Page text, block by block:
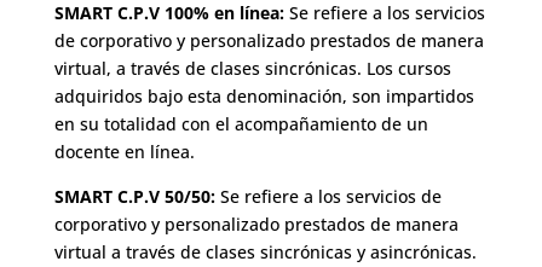
SMART C.P.V 100% en línea: Se refiere a los servicios
de corporativo y personalizado prestados de manera
virtual, a través de clases sincrónicas. Los cursos
adquiridos bajo esta denominación, son impartidos
en su totalidad con el acompañamiento de un
docente en línea.
SMART C.P.V 50/50: Se refiere a los servicios de
corporativo y personalizado prestados de manera
virtual a través de clases sincrónicas y asincrónicas.